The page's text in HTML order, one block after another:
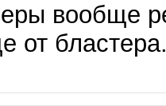
вообще
от